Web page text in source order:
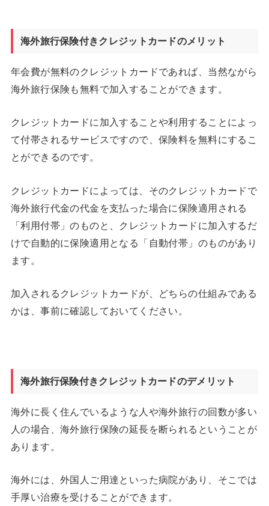
海外旅行保険付きクレジットカードのメリット
年会費が無料のクレジットカードであれば、当然ながら
海外旅行保険も無料で加入することができます。
クレジットカードに加入することや利用することによっ
て付帯されるサービスですので、保険料を無料にするこ
とができるのです。
クレジットカードによっては、そのクレジットカードで
海外旅行代金の代金を支払った場合に保険適用される
「利用付帯」のものと、クレジットカードに加入するだ
けで自動的に保険適用となる「自動付帯」のものがあり
ます。
加入されるクレジットカードが、どちらの仕組みである
かは、事前に確認しておいてください。
海外旅行保険付きクレジットカードのデメリット
海外に長く住んでいるような人や海外旅行の回数が多い
人の場合、海外旅行保険の延長を断られるということが
あります。
海外には、外国人ご用達といった病院があり、そこでは
手厚い治療を受けることができます。